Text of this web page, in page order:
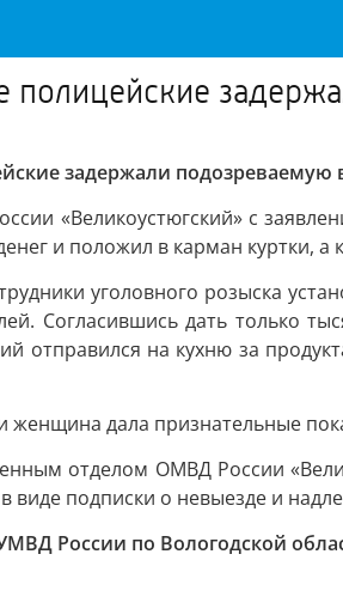
полицейские
задержали подозреваемую
«Великоустюгский» с
и положил в карман куртки, а
уголовного розыска
Согласившись дать только
отправился на кухню за
женщина дала признательные
отделом ОМВД России
виде подписки о невыезде и
России по Вологодской